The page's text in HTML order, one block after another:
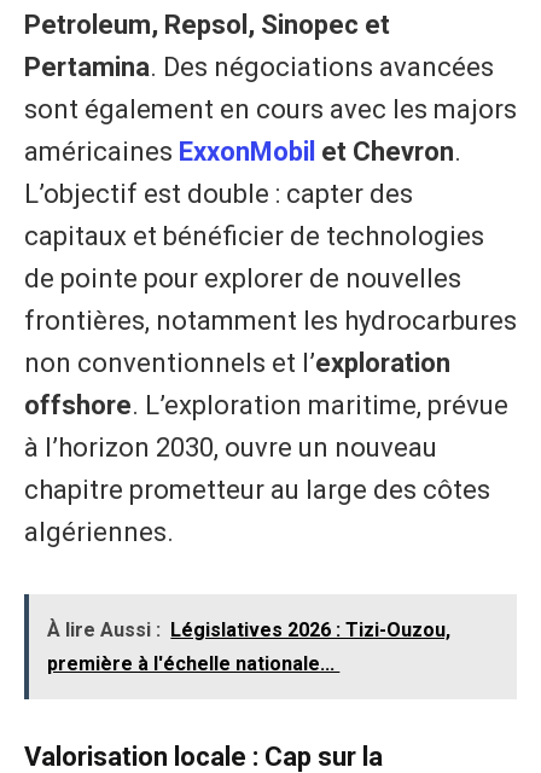
Petroleum, Repsol, Sinopec et
Pertamina. Des négociations avancées
sont également en cours avec les majors
américaines ExxonMobil et Chevron.
L’objectif est double : capter des
capitaux et bénéficier de technologies
de pointe pour explorer de nouvelles
frontières, notamment les hydrocarbures
non conventionnels et l’exploration
offshore. L’exploration maritime, prévue
à l’horizon 2030, ouvre un nouveau
chapitre prometteur au large des côtes
algériennes.
À lire Aussi : Législatives 2026 : Tizi-Ouzou,
première à l'échelle nationale...
Valorisation locale : Cap sur la